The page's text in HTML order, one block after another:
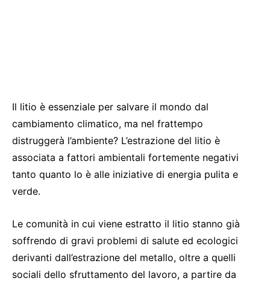
Il litio è essenziale per salvare il mondo dal
cambiamento climatico, ma nel frattempo
distruggerà l’ambiente? L’estrazione del litio è
associata a fattori ambientali fortemente negativi
tanto quanto lo è alle iniziative di energia pulita e
verde.
Le comunità in cui viene estratto il litio stanno già
soffrendo di gravi problemi di salute ed ecologici
derivanti dall’estrazione del metallo, oltre a quelli
sociali dello sfruttamento del lavoro, a partire da